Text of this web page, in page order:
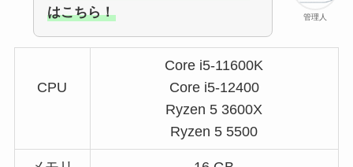
管理人
はこちら！
CPU
Core i5-11600K
Core i5-12400
Ryzen 5 3600X
Ryzen 5 5500